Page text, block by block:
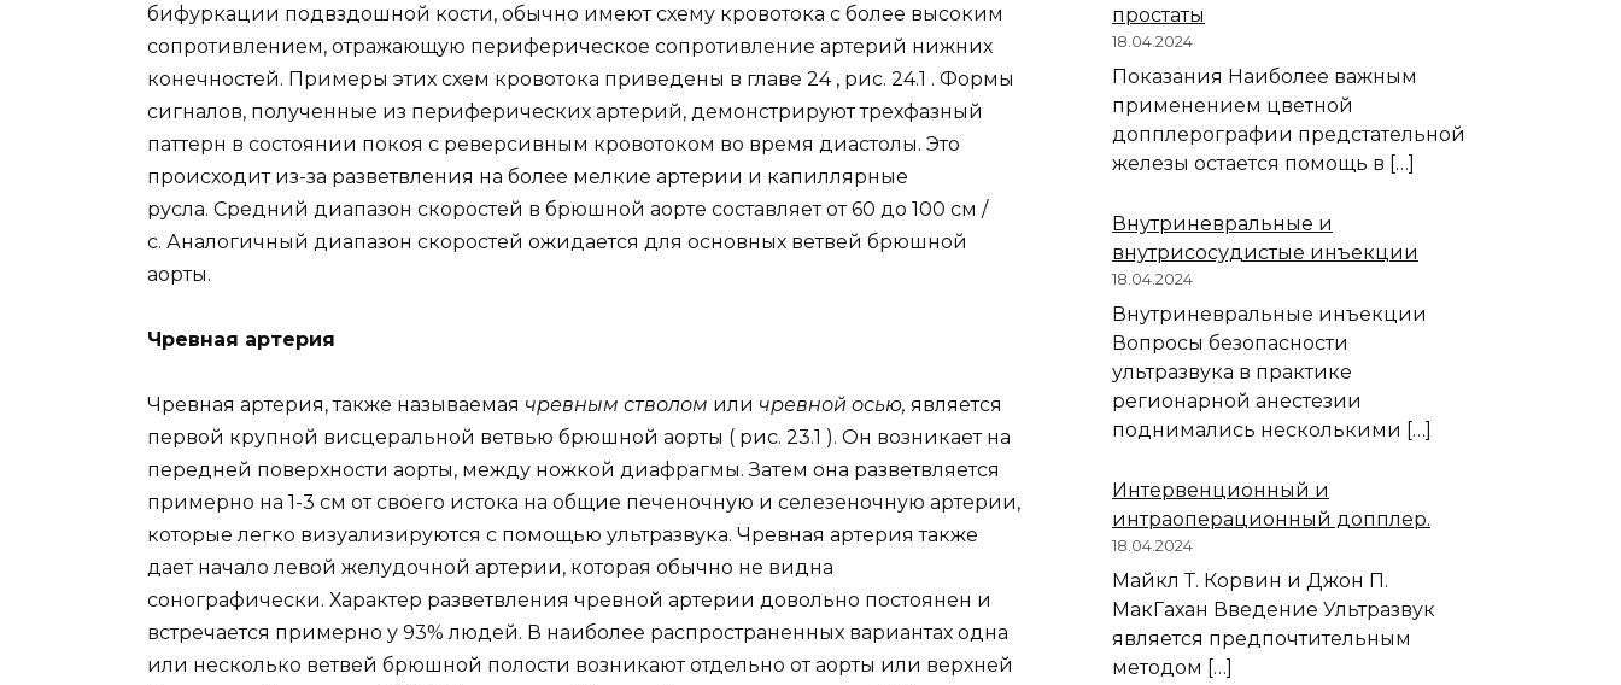
бифуркации подвздошной кости, обычно имеют схему кровотока с более высоким
сопротивлением, отражающую периферическое сопротивление артерий нижних
конечностей. Примеры этих схем кровотока приведены в главе 24 , рис. 24.1 . Формы
сигналов, полученные из периферических артерий, демонстрируют трехфазный
паттерн в состоянии покоя с реверсивным кровотоком во время диастолы. Это
происходит из-за разветвления на более мелкие артерии и капиллярные
русла. Средний диапазон скоростей в брюшной аорте составляет от 60 до 100 см /
с. Аналогичный диапазон скоростей ожидается для основных ветвей брюшной
аорты.
Чревная артерия
Чревная артерия, также называемая чревным стволом или чревной осью, является
первой крупной висцеральной ветвью брюшной аорты ( рис. 23.1 ). Он возникает на
передней поверхности аорты, между ножкой диафрагмы. Затем она разветвляется
примерно на 1-3 см от своего истока на общие печеночную и селезеночную артерии,
которые легко визуализируются с помощью ультразвука. Чревная артерия также
дает начало левой желудочной артерии, которая обычно не видна
сонографически. Характер разветвления чревной артерии довольно постоянен и
встречается примерно у 93% людей. В наиболее распространенных вариантах одна
или несколько ветвей брюшной полости возникают отдельно от аорты или верхней
простаты
18.04.2024
Показания Наиболее важным
применением цветной
допплерографии предстательной
железы остается помощь в […]
Внутриневральные и
внутрисосудистые инъекции
18.04.2024
Внутриневральные инъекции
Вопросы безопасности
ультразвука в практике
регионарной анестезии
поднимались несколькими […]
Интервенционный и
интраоперационный допплер.
18.04.2024
Майкл Т. Корвин и Джон П.
МакГахан Введение Ультразвук
является предпочтительным
методом […]